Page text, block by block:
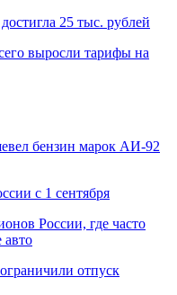
25 тыс. рублей
выросли тарифы на
бензин марок АИ-92
с 1 сентября
России, где часто
отпуск